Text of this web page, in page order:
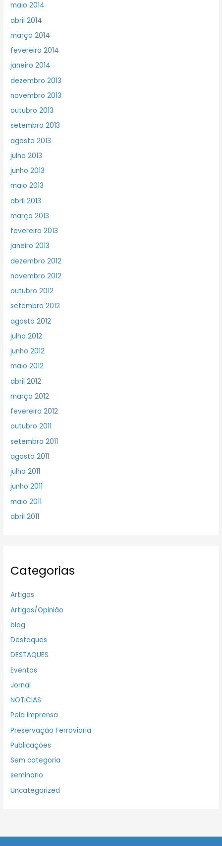
maio 2014
abril 2014
março 2014
fevereiro 2014
janeiro 2014
dezembro 2013
novembro 2013
outubro 2013
setembro 2013
agosto 2013
julho 2013
junho 2013
maio 2013
abril 2013
março 2013
fevereiro 2013
janeiro 2013
dezembro 2012
novembro 2012
outubro 2012
setembro 2012
agosto 2012
julho 2012
junho 2012
maio 2012
abril 2012
março 2012
fevereiro 2012
outubro 2011
setembro 2011
agosto 2011
julho 2011
junho 2011
maio 2011
abril 2011
Categorias
Artigos
Artigos/Opinião
blog
Destaques
DESTAQUES
Eventos
Jornal
NOTICIAS
Pela Imprensa
Preservação Ferroviaria
Publicações
Sem categoria
seminario
Uncategorized